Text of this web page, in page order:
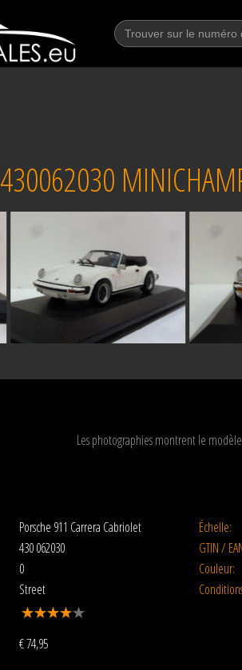
430062030
Les photographies montrent le
Porsche 911 Carrera Cabriolet Échelle:
430 062030 GTIN /
0 Couleur:
Street
€74,95